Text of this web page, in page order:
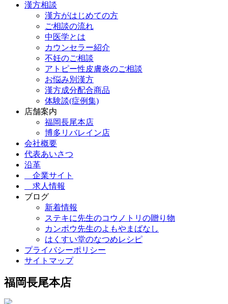
漢方相談
漢方がはじめての方
ご相談の流れ
中医学とは
カウンセラー紹介
不妊のご相談
アトピー性皮膚炎のご相談
お悩み別漢方
漢方成分配合商品
体験談(症例集)
店舗案内
福岡長尾本店
博多リバレイン店
会社概要
代表あいさつ
沿革
企業サイト
求人情報
ブログ
新着情報
ステキに先生のコウノトリの贈り物
カンポウ先生のよもやまばなし
はくすい堂のなつめレシピ
プライバシーポリシー
サイトマップ
福岡長尾本店